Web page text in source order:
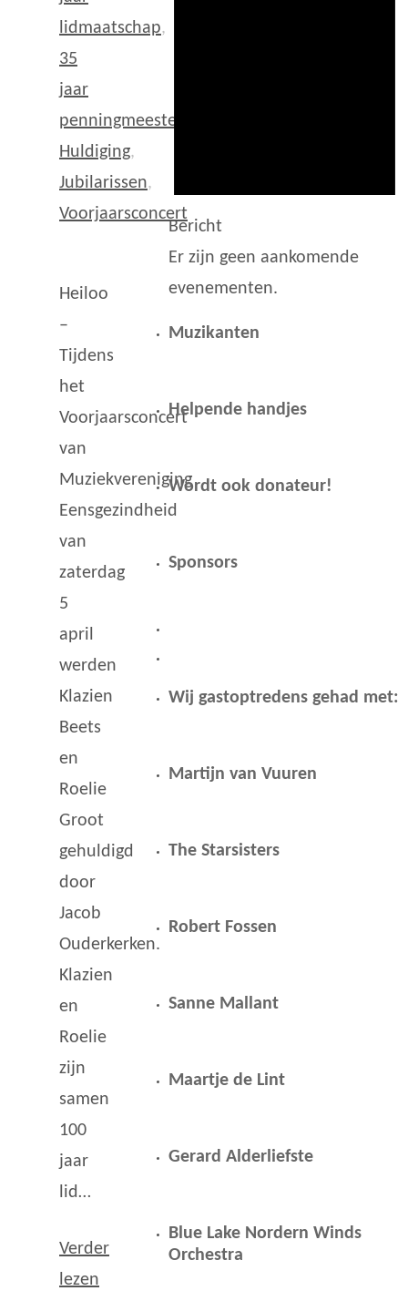
lidmaatschap,
35
jaar
penningmeester
Huldiging,
Jubilarissen,
Voorjaarsconcert
Heiloo
–
Tijdens
het
Voorjaarsconcert
van
Muziekvereniging
Eensgezindheid
van
zaterdag
5
april
werden
Klazien
Beets
en
Roelie
Groot
gehuldigd
door
Jacob
Ouderkerken.
Klazien
en
Roelie
zijn
samen
100
jaar
lid…
Verder
lezen
Bericht
Er zijn geen aankomende
evenementen.
Muzikanten
Helpende handjes
Wordt ook donateur!
Sponsors
Wij gastoptredens gehad met:
Martijn van Vuuren
The Starsisters
Robert Fossen
Sanne Mallant
Maartje de Lint
Gerard Alderliefste
Blue Lake Nordern Winds
Orchestra